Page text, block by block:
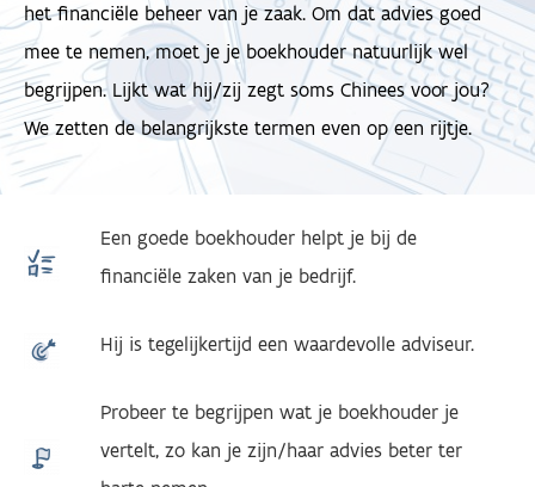
het financiële beheer van je zaak. Om dat advies goed
mee te nemen, moet je je boekhouder natuurlijk wel
begrijpen. Lijkt wat hij/zij zegt soms Chinees voor jou?
We zetten de belangrijkste termen even op een rijtje.
Een goede boekhouder helpt je bij de
financiële zaken van je bedrijf.
Hij is tegelijkertijd een waardevolle adviseur.
Probeer te begrijpen wat je boekhouder je
vertelt, zo kan je zijn/haar advies beter ter